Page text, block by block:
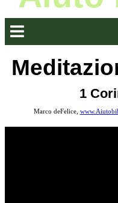
1
Marco deFelice,